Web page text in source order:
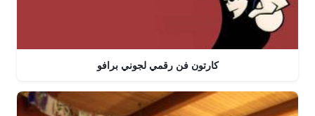
كارتون فن رقمي لجوني برافو